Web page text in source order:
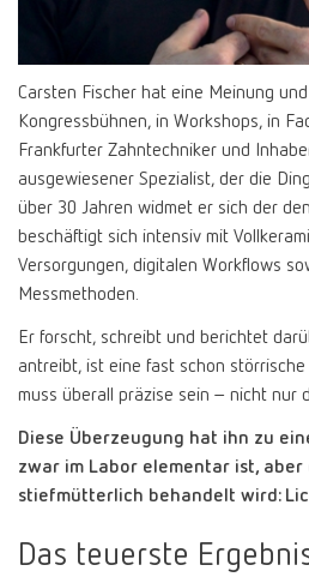
Carsten Fischer hat eine Meinung
Kongressbühnen, in Workshops, in
Frankfurter Zahntechniker und
ausgewiesener Spezialist, der die
über 30 Jahren widmet er sich der
beschäftigt sich intensiv mit
Versorgungen, digitalen Workflows
Messmethoden.
Er forscht, schreibt und berichtet
antreibt, ist eine fast schon
muss überall präzise sein – nicht nur
Diese Überzeugung hat ihn zu
zwar im Labor elementar ist,
stiefmütterlich behandelt wird:
Das teuerste